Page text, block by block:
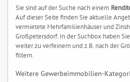
Sie sind auf der Suche nach einem
Auf dieser Seite finden Sie aktuelle
vermietete Mehrfamilienhäuser und
Großpetersdorf. In der Suchbox haben
weiter zu verfeinern und z.B. nach der
filtern.
Weitere Gewerbeimmobilien-